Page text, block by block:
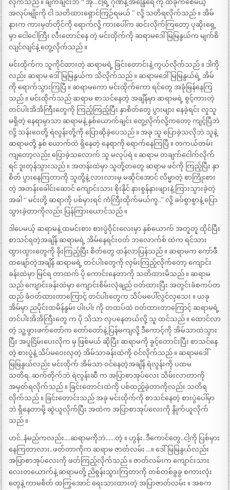
လိုက်သည် ။ ချက်ချင်းဘဲ “ အို…ငါ့ရဲ့ ဂုဏ်နဲ့ အိန္ဒြေရေ ကို ထိခိုက်စေမယ့်
အလုပ်မျိုးကို ငါ သတိထားရှောင်ကြဉ်ရမယ် ” လို့ သတိရလိုက်သည် ။ အိမ်
နားက ကားမှတ်တိုင်ကို ရောက်လို့ ကားပေါ်က ဆင်းလိုက်ကြတော့ ပုဆိုးရှေ့
မှာ ငေါငေါကြီး လီးတောင်နေ တဲ့ မင်းထိုက်ကို ဆရာမဒေါ်မြမြနွယ်က မျက်စိ
လျင်လျင်နဲ့ တွေ့လိုက်သည် ။
မင်းထိုက်က သူကိုင်ထားတဲ့ ဆရာမရဲ့ ခြင်းတောင်းနဲ့ ကွယ်လိုက်သည် ။ ဒါကို
လည်း ဆရာမ ဒေါ်မြမြနွယ်က သိလိုက်သည် ။ ဆရာမဒေါ်မြမြနွယ်ရဲ့ အိမ်
ကို ရောက်သွားကြပြီ ။ ဆရာမကော မင်းထိုက်ကော ရင်တွေ အခုံမြန်နေကြ
သည် ။ မင်းထိုက်သည် ဆရာမ စာသင်နေတဲ့ အချိန်မှာ ဆရာမရဲ့ စွင့်ကားတဲ့
တင်ပါးအိအိကြီးတွေကို ကြည့်ကြည့်ပြီး နှာစိတ်တွေ ပွားများ နေခဲ့ရင်း လူသူ
မရှိတဲ့ နေရာမှာသာ ဆရာမနဲ့ နှစ်ယောက်ချင်း တွေ့လိုက်လို့ကတော့ ကျင့်ပြီဘဲ
လို့ သန်းဝေတို့ ရဲလွန်းတို့ကို ပြောဆိုခဲ့ပေသည် ။ အခု သူ ပြောခဲ့သလိုဘဲ သူနဲ့
ဆရာမတို့ နှစ် ယောက်ထဲ ရှိနေတဲ့ နေရာကို ရောက်နေကြပြီ ။ တကယ်တမ်း
ကျတော့လည်း ပြောခဲ့သလောက် သူ မလုပ်ရဲ ။ ဆရာမ တချက်ငေါက်လိုက်
ရင် ဒူးတုန်သွားသည် ။ အတန်းထဲမှာ သူတို့တတွေ ဆရာမ ဖင်ကို ကြည့်ပြီး နှာ
စိတ် ပွားနေကြတာကို သူတို့နဲ့ လားလားမှ မဆိုင်အောင် လိမ္မာတဲ့ စာကြိုးစား
တဲ့ အတန်းခေါင်းဆောင် ကျောင်းသား စိုးနိုင် နားစွန်နားဖျားနဲ့ ကြားသွားခဲ့တဲ့
အခါ “ မင်းတို့ ဆရာကို ပစ်မှားရင် ကံကြီးထိုက်မယ်ကွ..” လို့ ခပ်စွာစွာနဲ့ ပြော
သွားခဲ့တာကိုလည်း ပြန်ကြားယောင်သည် ။
ဒါပေမယ့် ဆရာမနဲ့ ထမင်းစား စားပွဲဝိုင်းလေးမှာ နှစ်ယောက် အတူတူ ထိုင်ပြီး
စာသင်ရတဲ့အချိန် ဆရာမရဲ့ အိမ်နေရင်းဝတ် ဘလောက်စ် ထဲက ရင်သား
ထွားထွားတွေကို ခိုးကြည့်ပြီး စိတ်တွေ ထန်လာပြန်သည် ။ ဆရာမက ကော်ဖီ
ထဖျော်တဲ့အချိန် ဆရာမရဲ့ တင်ပါးတွေကို လှမ်းကြည့်လိုက်တော့ ကျောင်း
ခန်းထဲမှာ မြင်ရ တာထက် ပို ကောင်းနေတာကို သတိထားမိသည် ။ ဆရာမ
သည် ကျောင်းခန်းထဲမှာ ကျောင်းစိမ်းလုံချည် ဝတ်ထားပြီး အတွင်းခံစကပ်တ
ထည် ခံဝတ်ထားတာကြောင့် တင်ပါးတွေက သိပ်မပေါ်လွင်လှသေး ။ ယခု
အိမ်မှာ ညပိုင်းထမိန်နွမ်း ပါးပါး ကို တထပ်ထဲ ဝတ်ထားတာကြောင့် ဆရာမရဲ့
တင်ပါးအိအိကြီးတွေ က ပို သိသာ လှပနေတယ်လို့ သူ ထင်သည် ။ ထောင်လာ
တဲ့ သူ့ဖွားဖက်တော်က တော်တော်နဲ့ ပြန်မကျလို့ ဒီကောင့်ကို အိမ်သာထဲသွား
ပြီး အပူငြိမ်းပေးလိုက မှ ဖြစ်မယ် ဆိုပြီး ဆရာမကို ခွင့်တောင်းပြီး စာသင်နေ
တဲ့ စားပွဲနဲ့ သိပ်မဝေးလှတဲ့ အိမ်သာခန်းထဲကို ဝင်လိုက်သည် ။ ဆရာမဒေါ်
မြမြနွယ်လည်း မင်းထိုက် အိမ်သာ ဝင်နေတဲ့အချိန် ရဲလွန်းကို ပထမ
သတိရ..ဆက်တိုက်ဘဲ ရဲလွန်းဆီ က အပြာစာအုပ်လေး သိမ်းလာတာကို
အမှတ်ရလိုက်သည် ။ ခြင်းတောင်းထဲကို ပစ်ထည့်ခဲ့တာကိုလည်း သတိရ
လိုက်သည် ။ ခြင်းတောင်းသည် အခု မင်းထိုက်ကို စာသင်နေတဲ့ စားပွဲပေါ်မှာ
ဘဲ ရှိနေတာမို့ ဆွဲယူလိုက်ပြီး အထဲက အပြာစာအုပ်လေးကို နွိုက်ယူလိုက်
သည် ။
ဟင်..နံမည်ကလည်း….ဆရာမကိုဘဲ……တဲ့ ။ ဟွန်း..ဒီကောင်တွေ..ငါ့ကို ပြစ်မှား
နေကြတာလား..ဖတ်တာကိုက ဆရာမ ဇာတ်လမ်း …။ ဒေါ်မြမြနွယ်လည်း
အပြာစာအုပ်လေးကို ဖတ်ကြည့်လိုက်သည် ။ ဇာတ်လမ်းက ကျောင်းသား
လေးတယောက်နဲ့ ဆရာမတို့ ညိစွန်းသွားကြတာကို တစ်တစ်ခွခွ စကားလုံး
တွေနဲ့ ကာမစိတ် ထကြွအောင် ရေးသားထားတဲ့ အပြာဇာတ်လမ်း ။ အစက